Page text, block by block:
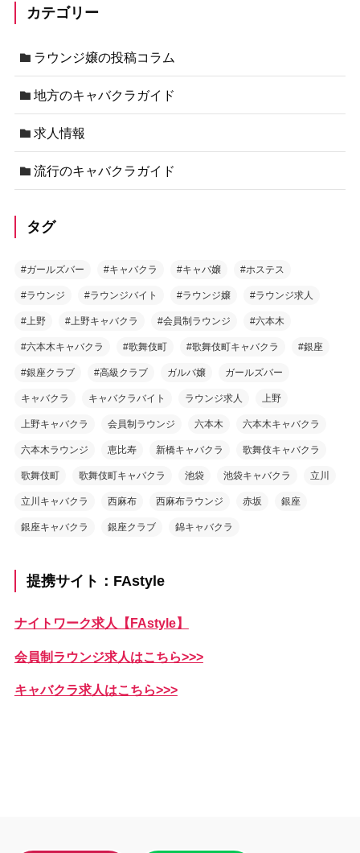
カテゴリー
ラウンジ嬢の投稿コラム
地方のキャバクラガイド
求人情報
流行のキャバクラガイド
タグ
#ガールズバー #キャバクラ #キャバ嬢 #ホステス
#ラウンジ #ラウンジバイト #ラウンジ嬢 #ラウンジ求人
#上野 #上野キャバクラ #会員制ラウンジ #六本木
#六本木キャバクラ #歌舞伎町 #歌舞伎町キャバクラ #銀座
#銀座クラブ #高級クラブ ガルバ嬢 ガールズバー
キャバクラ キャバクラバイト ラウンジ求人 上野
上野キャバクラ 会員制ラウンジ 六本木 六本木キャバクラ
六本木ラウンジ 恵比寿 新橋キャバクラ 歌舞伎キャバクラ
歌舞伎町 歌舞伎町キャバクラ 池袋 池袋キャバクラ 立川
立川キャバクラ 西麻布 西麻布ラウンジ 赤坂 銀座
銀座キャバクラ 銀座クラブ 錦キャバクラ
提携サイト：FAstyle
ナイトワーク求人【FAstyle】
会員制ラウンジ求人はこちら>>>
キャバクラ求人はこちら>>>